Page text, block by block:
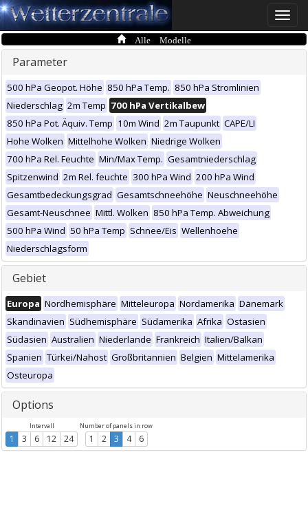
Toggle
Alle Modelle
Parameter
500 hPa Geopot. Höhe 850 hPa Temp. 850 hPa Stromlinien
Niederschlag 2m Temp 700 hPa Vertikalbew
850 hPa Pot. Äquiv. Temp 10m Wind 2m Taupunkt CAPE/LI
Hohe Wolken Mittelhohe Wolken Niedrige Wolken
700 hPa Rel. Feuchte Min/Max Temp. Gesamtniederschlag
Spitzenwind 2m Rel. feuchte 300 hPa Wind 200 hPa Wind
Gesamtbedeckungsgrad Gesamtschneehöhe Neuschneehöhe
Gesamt-Neuschnee Mittl. Wolken 850 hPa Temp. Abweichung
500 hPa Wind 50 hPa Temp Schnee/Eis Wellenhoehe
Niederschlagsform
Gebiet
Europa Nordhemisphäre Mitteleuropa Nordamerika Dänemark
Skandinavien Südhemisphäre Südamerika Afrika Ostasien
Südasien Australien Niederlande Frankreich Italien/Balkan
Spanien Türkei/Nahost Großbritannien Belgien Mittelamerika
Osteuropa
Options
Intervall
1 3 6 12 24
Number of panels in row
1 2 3 4 6